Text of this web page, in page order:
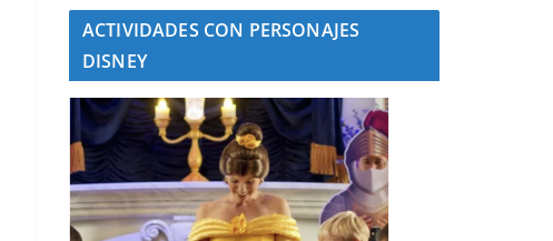
ACTIVIDADES CON PERSONAJES
DISNEY